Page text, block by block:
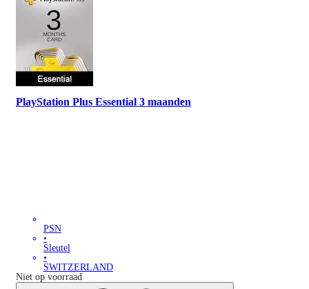
PlayStation Plus Essential 3 maanden
PSN
•
Sleutel
•
SWITZERLAND
Niet op voorraad